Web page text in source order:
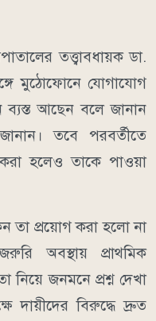
তত্ত্বাবধায়ক ডা.
মুঠোফোনে যোগাযোগ
আছেন বলে জানান
তবে পরবর্তীতে
হলেও তাকে পাওয়া
তা প্রয়োগ করা হলো না
অবস্থায় প্রাথমিক
নিয়ে জনমনে প্রশ্ন দেখা
দায়ীদের বিরুদ্ধে দ্রুত